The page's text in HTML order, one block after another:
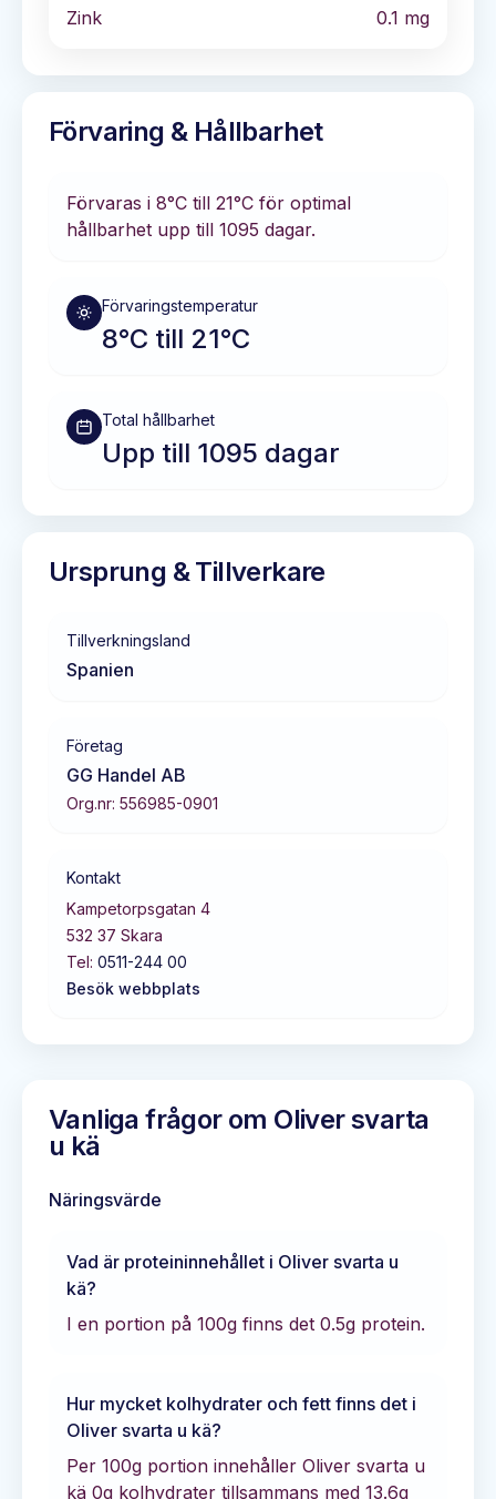
Zink 0.1 mg
Förvaring & Hållbarhet
Förvaras i 8°C till 21°C för optimal
hållbarhet upp till 1095 dagar.
Förvaringstemperatur
8°C till 21°C
Total hållbarhet
Upp till 1095 dagar
Ursprung & Tillverkare
Tillverkningsland
Spanien
Företag
GG Handel AB
Org.nr: 556985-0901
Kontakt
Kampetorpsgatan 4
532 37 Skara
Tel: 0511-244 00
Besök webbplats
Vanliga frågor om Oliver svarta
u kä
Näringsvärde
Vad är proteininnehållet i Oliver svarta u
kä?
I en portion på 100g finns det 0.5g protein.
Hur mycket kolhydrater och fett finns det i
Oliver svarta u kä?
Per 100g portion innehåller Oliver svarta u
kä 0g kolhydrater tillsammans med 13.6g